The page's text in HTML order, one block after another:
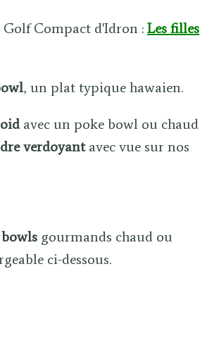
Golf Compact d'Idron : Les filles
, un plat typique hawaien.
avec un poke bowl ou chaud
verdoyant avec vue sur nos
bowls gourmands chaud ou
ci-dessous.